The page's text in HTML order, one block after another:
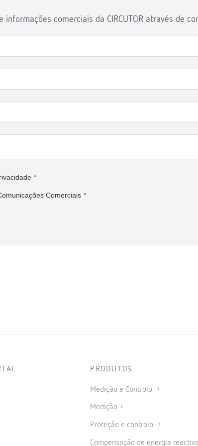
informações comerciais da CIRCUTOR através de
*
*
Comerciais
PRODUTOS
Medição e Controlo
Medição
Proteção e controlo
Compensação de energia